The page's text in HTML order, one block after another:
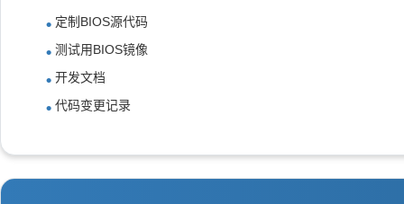
定制BIOS源代码
测试用BIOS镜像
开发文档
代码变更记录